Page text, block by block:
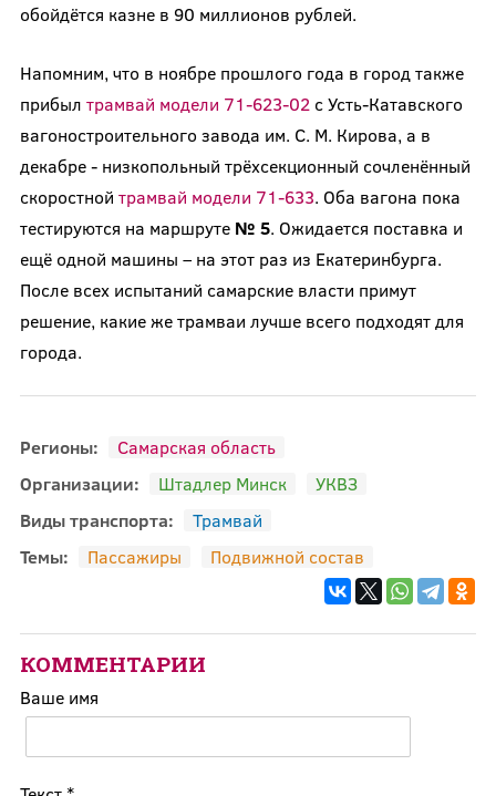
обойдётся казне в 90 миллионов рублей.
Напомним, что в ноябре прошлого года в город также
прибыл трамвай модели 71-623-02с Усть-Катавского
вагоностроительного завода им. С. М. Кирова, а в
декабре - низкопольный трёхсекционный сочленённый
скоростной трамвай модели 71-633. Оба вагона пока
тестируются на маршруте № 5. Ожидается поставка и
ещё одной машины – на этот раз из Екатеринбурга.
После всех испытаний самарские власти примут
решение, какие же трамваи лучше всего подходят для
города.
Регионы:
Самарская область
Организации:
Штадлер Минск
УКВЗ
Виды транспорта:
Трамвай
Темы:
Пассажиры Подвижной состав
КОММЕНТАРИИ
Ваше имя